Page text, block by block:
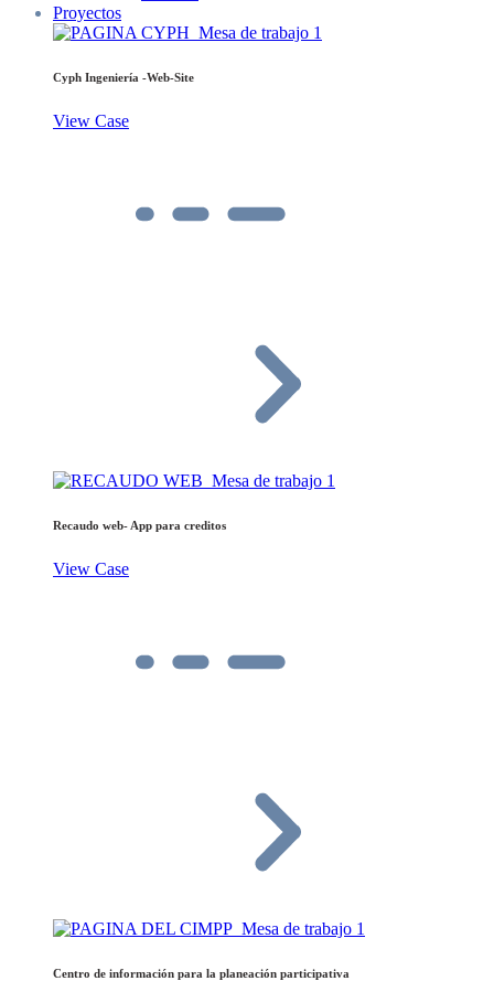
Proyectos
Cyph Ingeniería -Web-Site
View Case
Recaudo web- App para creditos
View Case
Centro de información para la planeación participativa